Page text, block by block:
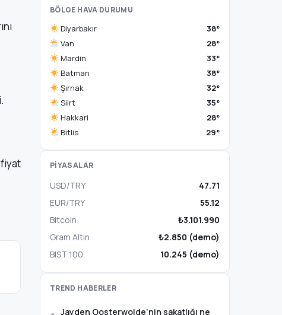
fiyat
BÖLGE HAVA DURUMU
Diyarbakır
38°
Van
28°
Mardin
33°
Batman
38°
Şırnak
32°
Siirt
35°
Hakkari
28°
Bitlis
29°
PİYASALAR
USD/TRY
47.71
EUR/TRY
55.12
Bitcoin
₺3.101.990
Gram Altın
₺2.850 (demo)
BIST 100
10.245 (demo)
TREND HABERLER
Jayden Oosterwolde’nin sakatlığı ne